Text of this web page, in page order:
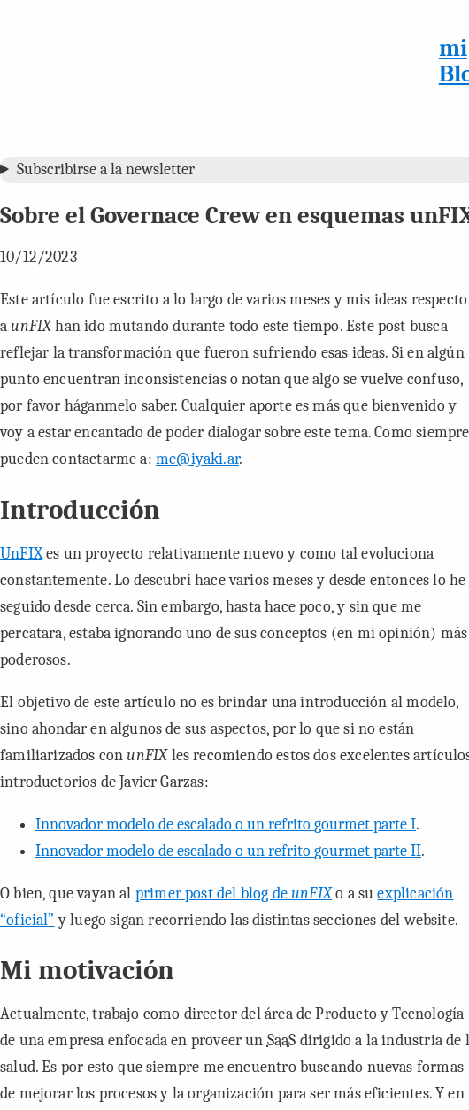
mi
Subscribirse a la newsletter
Sobre elGovernace Crewen esquemas
10/12/2023
Este artículo fue escrito a lo largo de varios meses y mis ideas respecto
aunFIXhan ido mutando durante todo este tiempo. Este post busca
reflejar la transformación que fueron sufriendo esas ideas. Si en algún
punto encuentran inconsistencias o notan que algo se vuelve confuso,
por favor háganmelo saber. Cualquier aporte es más que bienvenido y
voy a estar encantado de poder dialogar sobre este tema. Como siempre
pueden contactarme a: me@iyaki.ar.
Introducción
UnFIXes un proyecto relativamente nuevo y como tal evoluciona
constantemente. Lo descubrí hace varios meses y desde entonces lo he
seguido desde cerca. Sin embargo, hasta hace poco, y sin que me
percatara, estaba ignorando uno de sus conceptos (en mi opinión) más
poderosos.
El objetivo de este artículo no es brindar una introducción al modelo,
sino ahondar en algunos de sus aspectos, por lo que si no están
familiarizados conunFIXles recomiendo estos dos excelentes
introductorios de Javier Garzas:
Innovador modelo de escalado o un refritogourmetparte I.
Innovador modelo de escalado o un refritogourmetparte II.
O bien, que vayan al primer post del blog deunFIXo a suexplicación
“oficial” y luego sigan recorriendo las distintas secciones del website.
Mi motivación
Actualmente, trabajo como director del área de Producto y Tecnología
de una empresa enfocada en proveer un SaaS dirigido a la industria de
salud. Es por esto que siempre me encuentro buscando nuevas formas
de mejorar los procesos y la organización para ser más eficientes. Y en